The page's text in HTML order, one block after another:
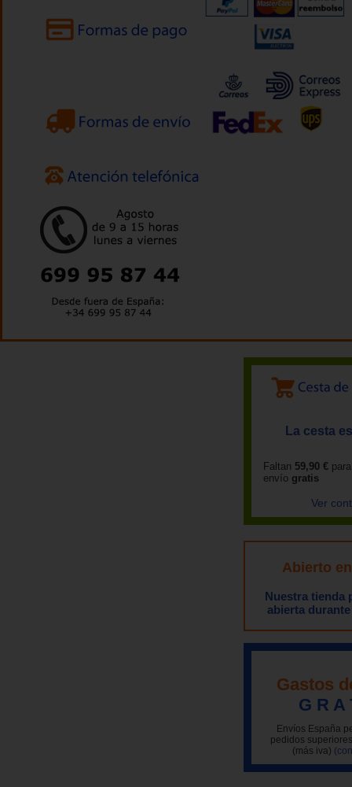
La cesta
Faltan 59,90 €
envío gratis
Ver
Abierto
Nuestra tienda
abierta
Gastos
G R A
Envíos España
pedidos
(más iva)